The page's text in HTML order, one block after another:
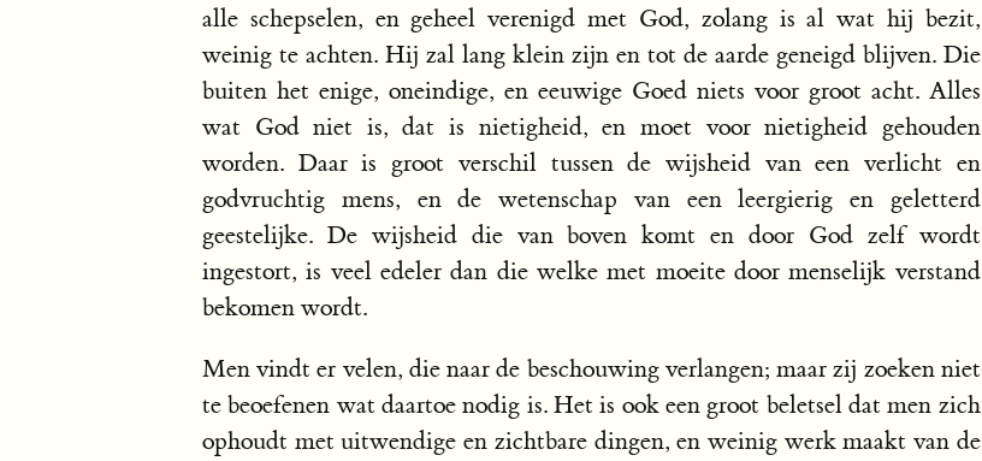
alle schepselen, en geheel verenigd met God, zolang is al wat hij bezit,
weinig te achten. Hij zal lang klein zijn en tot de aarde geneigd blijven. Die
buiten het enige, oneindige, en eeuwige Goed niets voor groot acht. Alles
wat God niet is, dat is nietigheid, en moet voor nietigheid gehouden
worden. Daar is groot verschil tussen de wijsheid van een verlicht en
godvruchtig mens, en de wetenschap van een leergierig en geletterd
geestelijke. De wijsheid die van boven komt en door God zelf wordt
ingestort, is veel edeler dan die welke met moeite door menselijk verstand
bekomen wordt.
Men vindt er velen, die naar de beschouwing verlangen; maar zij zoeken niet
te beoefenen wat daartoe nodig is. Het is ook een groot beletsel dat men zich
ophoudt met uitwendige en zichtbare dingen, en weinig werk maakt van de